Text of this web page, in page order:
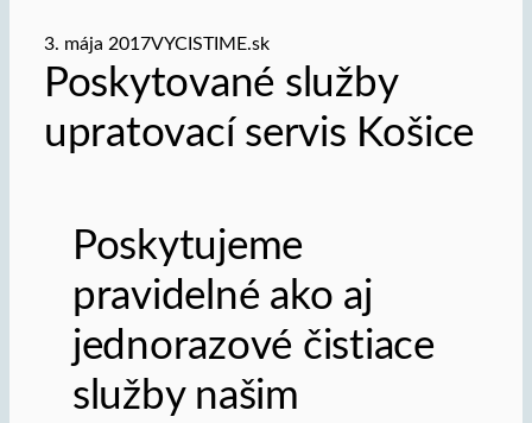
3. mája 2017VYCISTIME.sk
Poskytované služby
upratovací servis Košice
Poskytujeme
pravidelné ako aj
jednorazové čistiace
služby našim